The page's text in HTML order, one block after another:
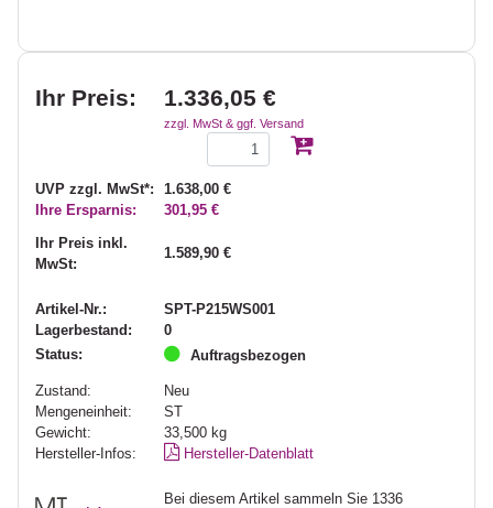
Ihr Preis: 1.336,05 €
zzgl. MwSt & ggf. Versand
UVP zzgl. MwSt*:
1.638,00 €
Ihre Ersparnis:
301,95 €
Ihr Preis inkl.
MwSt:
1.589,90 €
Artikel-Nr.:
SPT-P215WS001
Lagerbestand:
0
Status:
Auftragsbezogen
Zustand:
Neu
Mengeneinheit:
ST
Gewicht:
33,500kg
Hersteller-Infos:
Hersteller-Datenblatt
Bei diesem Artikel sammeln Sie 1336